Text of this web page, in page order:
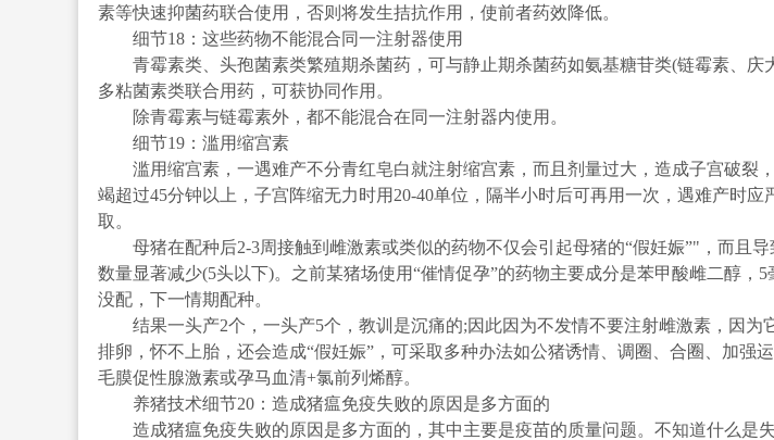
素等快速抑菌药联合使用，否则将发生拮抗作用，使前者药效降低。
细节18：这些药物不能混合同一注射器使用
青霉素类、头孢菌素类繁殖期杀菌药，可与静止期杀菌药如氨基糖苷类(链霉素、庆
多粘菌素类联合用药，可获协同作用。
除青霉素与链霉素外，都不能混合在同一注射器内使用。
细节19：滥用缩宫素
滥用缩宫素，一遇难产不分青红皂白就注射缩宫素，而且剂量过大，造成子宫破裂
竭超过45分钟以上，子宫阵缩无力时用20-40单位，隔半小时后可再用一次，遇难产时
取。
母猪在配种后2-3周接触到雌激素或类似的药物不仅会引起母猪的“假妊娠”"，而且导
数量显著减少(5头以下)。之前某猪场使用“催情促孕”的药物主要成分是苯甲酸雌二醇，5
没配，下一情期配种。
结果一头产2个，一头产5个，教训是沉痛的;因此因为不发情不要注射雌激素，因为
排卵，怀不上胎，还会造成“假妊娠”，可采取多种办法如公猪诱情、调圈、合圈、加强
毛膜促性腺激素或孕马血清+氯前列烯醇。
养猪技术细节20：造成猪瘟免疫失败的原因是多方面的
造成猪瘟免疫失败的原因是多方面的，其中主要是疫苗的质量问题。不知道什么是